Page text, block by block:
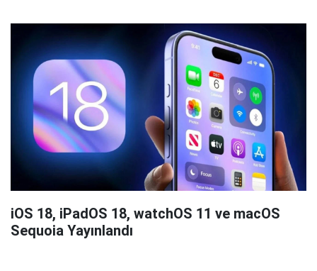
iOS 18, iPadOS 18, watchOS 11 ve macOS
Sequoia Yayınlandı